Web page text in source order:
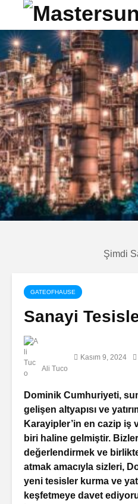
Şimdi
GATEOFHAUSE
Sanayi
Ali Tuco
Kasım 9, 2024
Dominik Cumhuriyeti,
gelişen altyapısı ve
Karayipler’in en cazip iş
biri haline gelmiştir.
değerlendirmek ve
atmak amacıyla sizleri,
yeni tesisler kurma ve
keşfetmeye davet